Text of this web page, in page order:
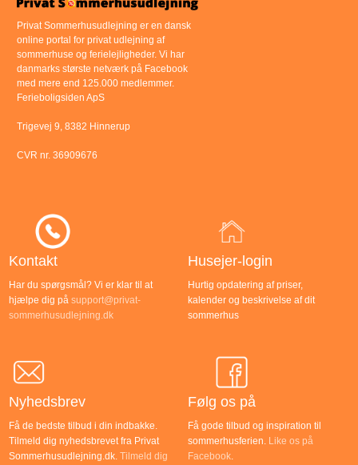
Privat Sommerhusudlejning er en dansk
online portal for privat udlejning af
sommerhuse og ferielejligheder. Vi har
danmarks største netværk på Facebook
med mere end 125.000 medlemmer.
Ferieboligsiden ApS
Trigevej 9, 8382 Hinnerup
CVR nr. 36909676
Kontakt
Har du spørgsmål? Vi er klar til at
hjælpe dig på support@privat-
sommerhusudlejning.dk
Husejer-login
Hurtig opdatering af priser,
kalender og beskrivelse af dit
sommerhus
Nyhedsbrev
Få de bedste tilbud i din indbakke.
Tilmeld dig nyhedsbrevet fra Privat
Sommerhusudlejning.dk.Tilmeld dig
Følg os på
Få gode tilbud og inspiration til
sommerhusferien. Like os på
Facebook.